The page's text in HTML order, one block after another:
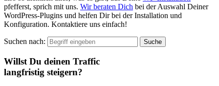
pfefferst, sprich mit uns. Wir beraten Dich bei der Auswahl Deiner
WordPress-Plugins und helfen Dir bei der Installation und
Konfiguration. Kontaktiere uns einfach!
Suchen nach:
Willst Du deinen Traffic
langfristig steigern?